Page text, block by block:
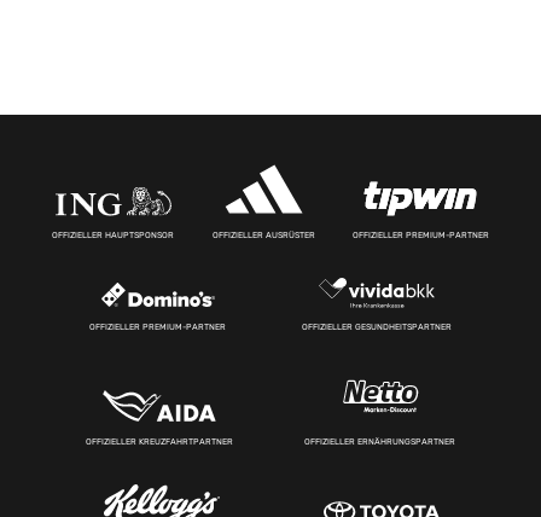
OFFIZIELLER HAUPTSPONSOR OFFIZIELLER AUSRÜSTER OFFIZIELLER PREMIUM-PARTNER
OFFIZIELLER PREMIUM-PARTNER OFFIZIELLER GESUNDHEITSPARTNER
OFFIZIELLER KREUZFAHRTPARTNER OFFIZIELLER ERNÄHRUNGSPARTNER